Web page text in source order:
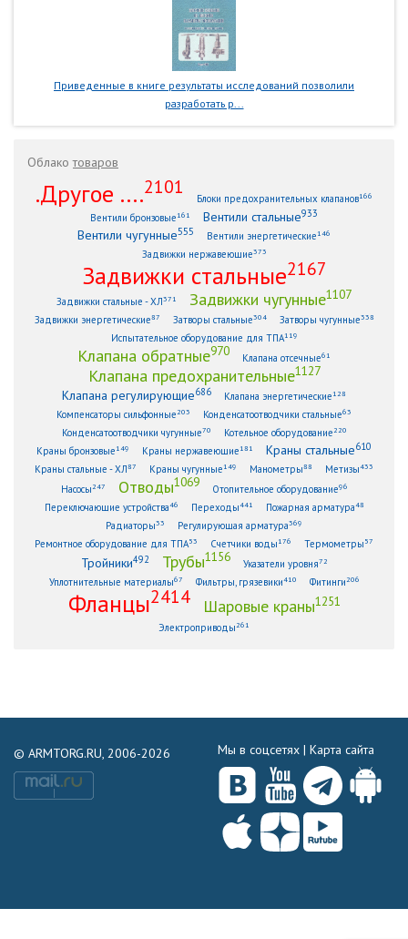
Приведенные в книге результаты исследований позволили
разработать р...
Облакотоваров
.Другое ....2101
Блоки предохранительных клапанов166
Вентили бронзовые161 Вентили стальные933
Вентили чугунные555 Вентили энергетические146
Задвижки нержавеющие373
Задвижки стальные2167
Задвижки стальные - ХЛ371 Задвижки чугунные1107
Задвижки энергетические87 Затворы стальные304 Затворы чугунные338
Испытательное оборудование для ТПА119
Клапана обратные970 Клапана отсечные61
Клапана предохранительные1127
Клапана регулирующие686 Клапана энергетические128
Компенсаторы сильфонные 203 Конденсатоотводчики стальные63
Конденсатоотводчики чугунные70 Котельное оборудование 220
Краны бронзовые149 Краны нержавеющие181 Краны стальные610
Краны стальные - ХЛ87 Краны чугунные149 Манометры88 Метизы433
Насосы 247 Отводы1069 Отопительное оборудование96
Переключающие устройства46 Переходы441 Пожарная арматура48
Радиаторы33 Регулирующая арматура369
Ремонтное оборудование для ТПА53 Счетчики воды176 Термометры 57
Тройники492 Трубы1156 Указатели уровня72
Уплотнительные материалы67 Фильтры, грязевики410 Фитинги 206
Фланцы2414 Шаровые краны1251
Электроприводы 261
© ARMTORG.RU, 2006-2026 Мы в соцсетях | Карта сайта